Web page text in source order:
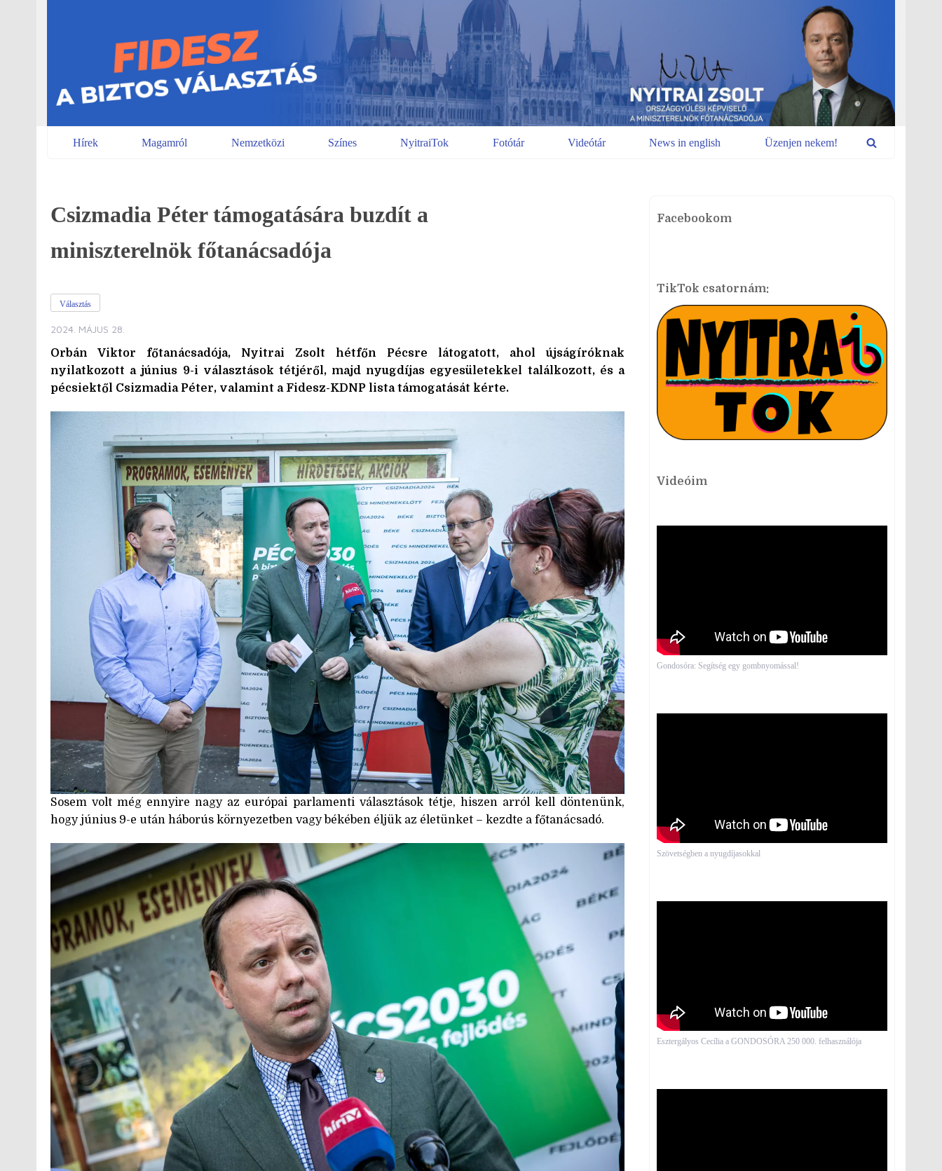
Hírek Magamról Nemzetközi Színes NyitraiTok Fotótár Videótár News in english Üzenjen nekem!
Csizmadia Péter támogatására buzdít a
miniszterelnök főtanácsadója
Választás
2024. MÁJUS 28.
Orbán Viktor főtanácsadója, Nyitrai Zsolt hétfőn Pécsre látogatott, ahol újságíróknak
nyilatkozott a június 9-i választások tétjéről, majd nyugdíjas egyesületekkel találkozott, és a
pécsiektől Csizmadia Péter, valamint a Fidesz-KDNP lista támogatását kérte.
Sosem volt még ennyire nagy az európai parlamenti választások tétje, hiszen arról kell döntenünk,
hogy június 9-e után háborús környezetben vagy békében éljük az életünket – kezdte a főtanácsadó.
Facebookom
TikTok csatornám:
Videóim
Gondosóra: Segítség egy gombnyomással!
Szövetségben a nyugdíjasokkal
Esztergályos Cecília a GONDOSÓRA 250 000. felhasználója